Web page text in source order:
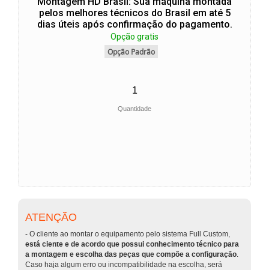
pelos melhores técnicos do Brasil em até 5
dias úteis após confirmação do pagamento.
Opção gratis
Opção Padrão
Quantidade
ATENÇÃO
- O cliente ao montar o equipamento pelo sistema Full Custom,
está ciente e de acordo que possui conhecimento técnico para
a montagem e escolha das peças que compõe a configuração.
Caso haja algum erro ou incompatibilidade na escolha, será